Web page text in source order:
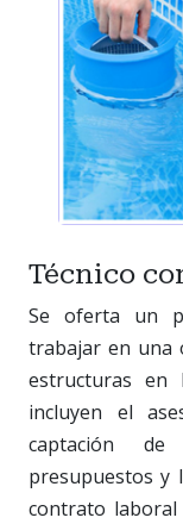
Técnico
Se oferta un
trabajar en una
estructuras en
incluyen el
captación
presupuestos y
contrato laboral